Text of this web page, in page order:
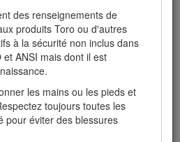
des renseignements de
produits Toro ou d'autres
à la sécurité non inclus dans
et ANSI mais dont il est
les mains ou les pieds et
toujours toutes les
pour éviter des blessures
peut entraîner les autres.
abaissez les
serrez le frein de
arrêtez le moteur et enlevez
mobiles avant de régler, de
réparer la machine.
d'incendie, enlevez